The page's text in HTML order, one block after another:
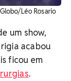
Léo Rosario
um show,
acabou
ficou em
.